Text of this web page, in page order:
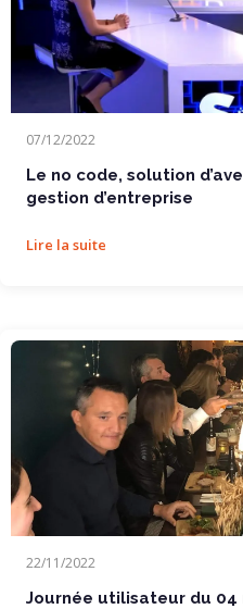
Le no code, solution d’avenir pour
07/12/2022
Le no code, solution
gestion d’entreprise
Lire la suite
22/11/2022
Journée utilisateur du 04